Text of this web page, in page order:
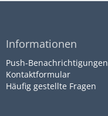
Informationen
Push-Benachrichtigungen
Kontaktformular
Häufig gestellte Fragen